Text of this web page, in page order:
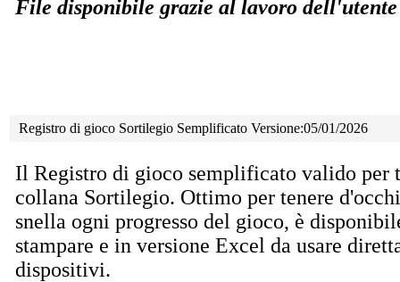
File disponibile grazie al lavoro
Registro di gioco Sortilegio Semplificato Versione:05/01/2026
Il Registro di gioco semplificato valido
collana Sortilegio. Ottimo per tenere
snella ogni progresso del gioco, è
stampare e in versione Excel da usare
dispositivi.